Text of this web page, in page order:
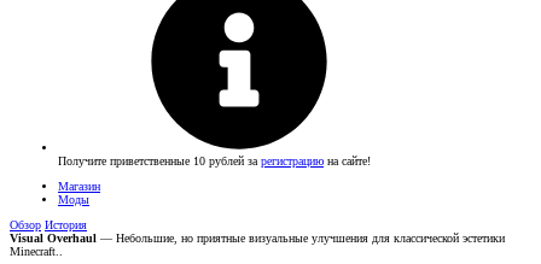
Получите приветственные 10 рублей за регистрацию на сайте!
Магазин
Моды
Обзор История
Visual Overhaul — Небольшие, но приятные визуальные улучшения для классической эстетики
Minecraft..